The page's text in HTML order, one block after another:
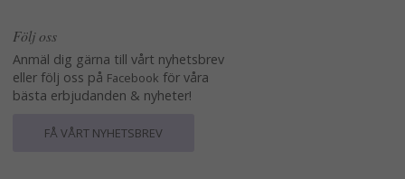
Följ oss
Anmäl dig gärna till vårt nyhetsbrev
eller följ oss på Facebook för våra
bästa erbjudanden & nyheter!
FÅ VÅRT NYHETSBREV